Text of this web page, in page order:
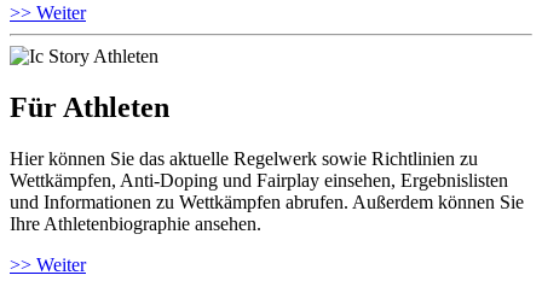
>> Weiter
Für Athleten
Hier können Sie das aktuelle Regelwerk sowie Richtlinien zu
Wettkämpfen, Anti-Doping und Fairplay einsehen, Ergebnislisten
und Informationen zu Wettkämpfen abrufen. Außerdem können Sie
Ihre Athletenbiographie ansehen.
>> Weiter